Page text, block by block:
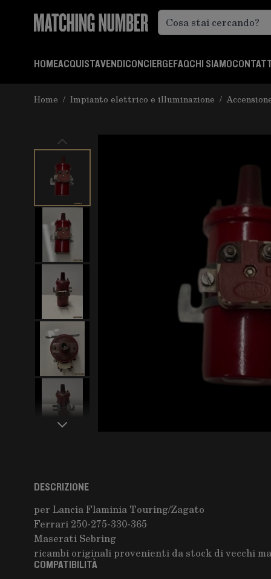
HOMEACQUISTAVENDICONCIERGEFAQCHI SIAMO
Home / Impianto elettrico e illuminazione /
DESCRIZIONE
per Lancia Flaminia Touring/Zagato
Ferrari 250-275-330-365
Maserati Sebring
ricambi originali provenienti da stock di vecchi
COMPATIBILITÀ